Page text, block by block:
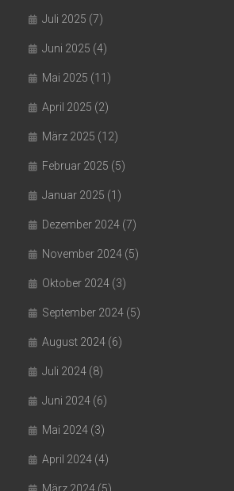
Juli 2025 (7)
Juni 2025 (4)
Mai 2025 (11)
April 2025 (2)
März 2025 (12)
Februar 2025 (5)
Januar 2025 (1)
Dezember 2024 (7)
November 2024 (5)
Oktober 2024 (3)
September 2024 (5)
August 2024 (6)
Juli 2024 (8)
Juni 2024 (6)
Mai 2024 (3)
April 2024 (4)